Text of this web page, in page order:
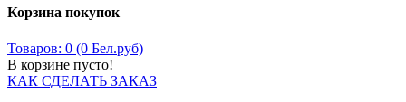
Корзина покупок
Товаров: 0 (0 Бел.руб)
В корзине пусто!
КАК СДЕЛАТЬ ЗАКАЗ